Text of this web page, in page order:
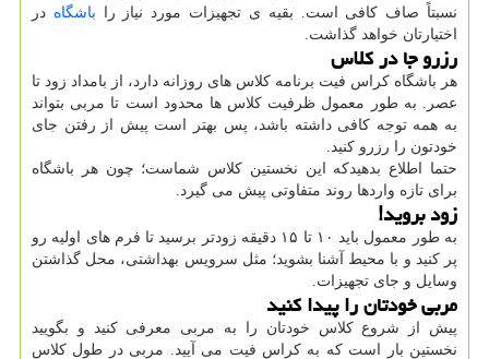
نسبتاً صاف کافی است. بقیه ی تجهیزات مورد نیاز را باشگاه در
اختیارتان خواهد گذاشت.
رزرو جا در کلاس
هر باشگاه کراس فیت برنامه کلاس های روزانه دارد، از بامداد زود تا
عصر. به طور معمول ظرفیت کلاس ها محدود است تا مربی بتواند
به همه توجه کافی داشته باشد، پس بهتر است پیش از رفتن جای
خودتون را رزرو کنید.
حتما اطلاع بدهیدکه این نخستین کلاس شماست؛ چون هر باشگاه
برای تازه واردها روند متفاوتی پیش می گیرد.
زود بروید!
به طور معمول باید ۱۰ تا ۱۵ دقیقه زودتر برسید تا فرم های اولیه رو
پر کنید و با محیط آشنا بشوید؛ مثل سرویس بهداشتی، محل گذاشتن
وسایل و جای تجهیزات.
مربی خودتان را پیدا کنید
پیش از شروع کلاس خودتان را به مربی معرفی کنید و بگویید
نخستین بار است که به کراس فیت می آیید. مربی در طول کلاس